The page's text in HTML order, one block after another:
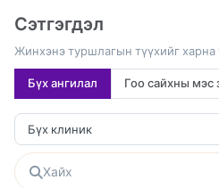
Сэтгэгдэл
Жинхэнэ туршлагын түүхийг харна
Бүх ангилал Гоо сайхны мэс